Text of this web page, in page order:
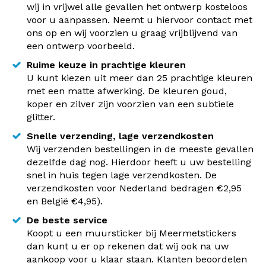
wij in vrijwel alle gevallen het ontwerp kosteloos
voor u aanpassen. Neemt u hiervoor contact met
ons op en wij voorzien u graag vrijblijvend van
een ontwerp voorbeeld.
Ruime keuze in prachtige kleuren
U kunt kiezen uit meer dan 25 prachtige kleuren
met een matte afwerking. De kleuren goud,
koper en zilver zijn voorzien van een subtiele
glitter.
Snelle verzending, lage verzendkosten
Wij verzenden bestellingen in de meeste gevallen
dezelfde dag nog. Hierdoor heeft u uw bestelling
snel in huis tegen lage verzendkosten. De
verzendkosten voor Nederland bedragen €2,95
en België €4,95).
De beste service
Koopt u een muursticker bij Meermetstickers
dan kunt u er op rekenen dat wij ook na uw
aankoop voor u klaar staan. Klanten beoordelen